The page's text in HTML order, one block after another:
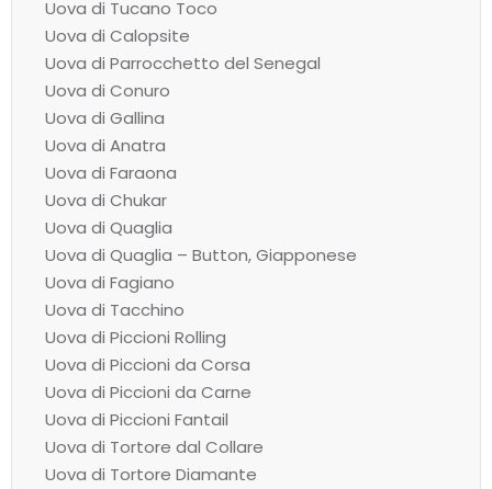
Uova di Tucano Toco
Uova di Calopsite
Uova di Parrocchetto del Senegal
Uova di Conuro
Uova di Gallina
Uova di Anatra
Uova di Faraona
Uova di Chukar
Uova di Quaglia
Uova di Quaglia – Button, Giapponese
Uova di Fagiano
Uova di Tacchino
Uova di Piccioni Rolling
Uova di Piccioni da Corsa
Uova di Piccioni da Carne
Uova di Piccioni Fantail
Uova di Tortore dal Collare
Uova di Tortore Diamante